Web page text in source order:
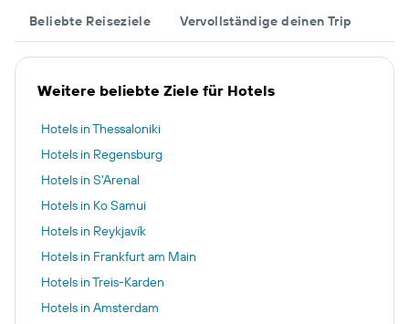
Beliebte Reiseziele Vervollständige deinen Trip
Weitere beliebte Ziele für Hotels
Hotels in Thessaloniki
Hotels in Regensburg
Hotels in S'Arenal
Hotels in Ko Samui
Hotels in Reykjavík
Hotels in Frankfurt am Main
Hotels in Treis-Karden
Hotels in Amsterdam